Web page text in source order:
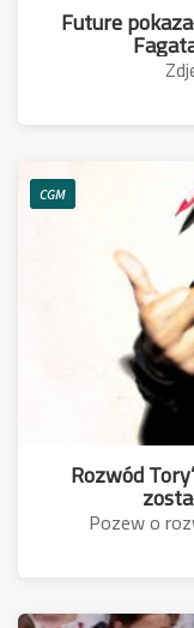
Future
CGM
Rozwód
Pozew o